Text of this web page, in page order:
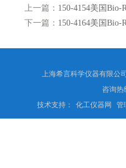
上一篇： 150-4154美国Bio-
下一篇： 150-4164美国Bio-
上海希言科学仪器有限公
咨询热
技术支持：
化工仪器网 管